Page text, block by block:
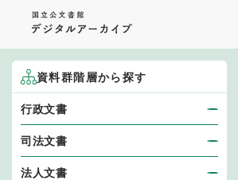
資料群階層から探す
行政文書
司法文書
法人文書